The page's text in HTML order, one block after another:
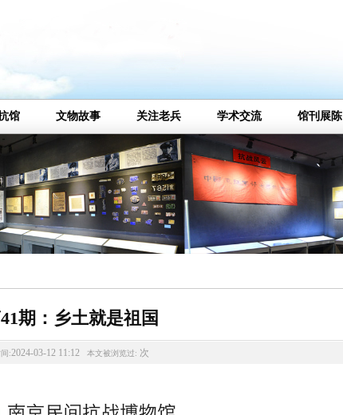
馆 文物故事 关注老兵 学术交流 馆刊展陈
期：乡土就是祖国
:2024-03-12 11:12 本文被浏览过: 次